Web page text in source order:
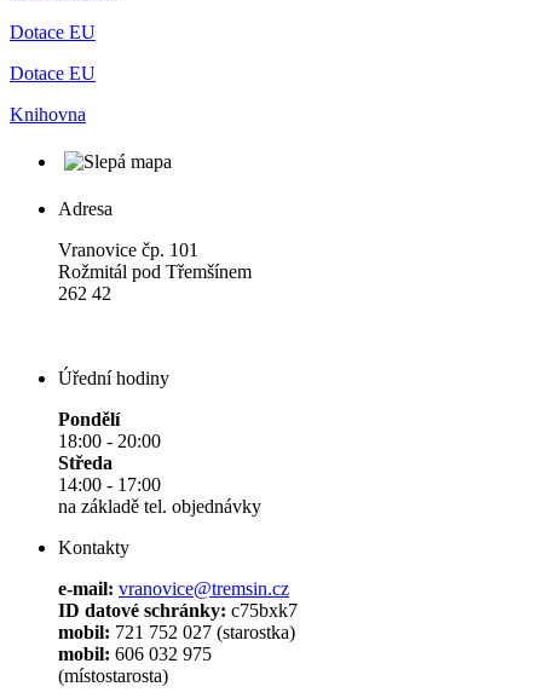
Dotace EU
Dotace EU
Knihovna
Adresa
Vranovice čp. 101
Rožmitál pod Třemšínem
262 42
Úřední hodiny
Pondělí
18:00 - 20:00
Středa
14:00 - 17:00
na základě tel. objednávky
Kontakty
e-mail: vranovice@tremsin.cz
ID datové schránky: c75bxk7
mobil: 721 752 027 (starostka)
mobil: 606 032 975
(místostarosta)